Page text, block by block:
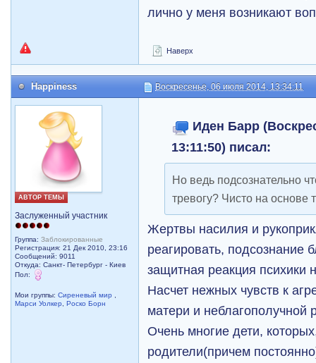
лично у меня возникают
Наверх
Happiness Воскресенье, 06 июля 2014, 13:34:11
АВТОР ТЕМЫ
Заслуженный участник
Группа:Заблокированные
Регистрация: 21 Дек 2010, 23:16
Сообщений: 9011
Откуда: Санкт- Петербург - Киев
Пол:
Мои группы:Сиреневый мир
Марси Уолкер
,Роско Борн
Иден Барр
13:11:50) писал:
Но ведь подсознательно
тревогу? Чисто на
Жертвы насилия и
реагировать, подсознание
защитная реакция психики
Насчет нежных чувств к
матери и неблагополучной
Очень многие дети,
родители(причем